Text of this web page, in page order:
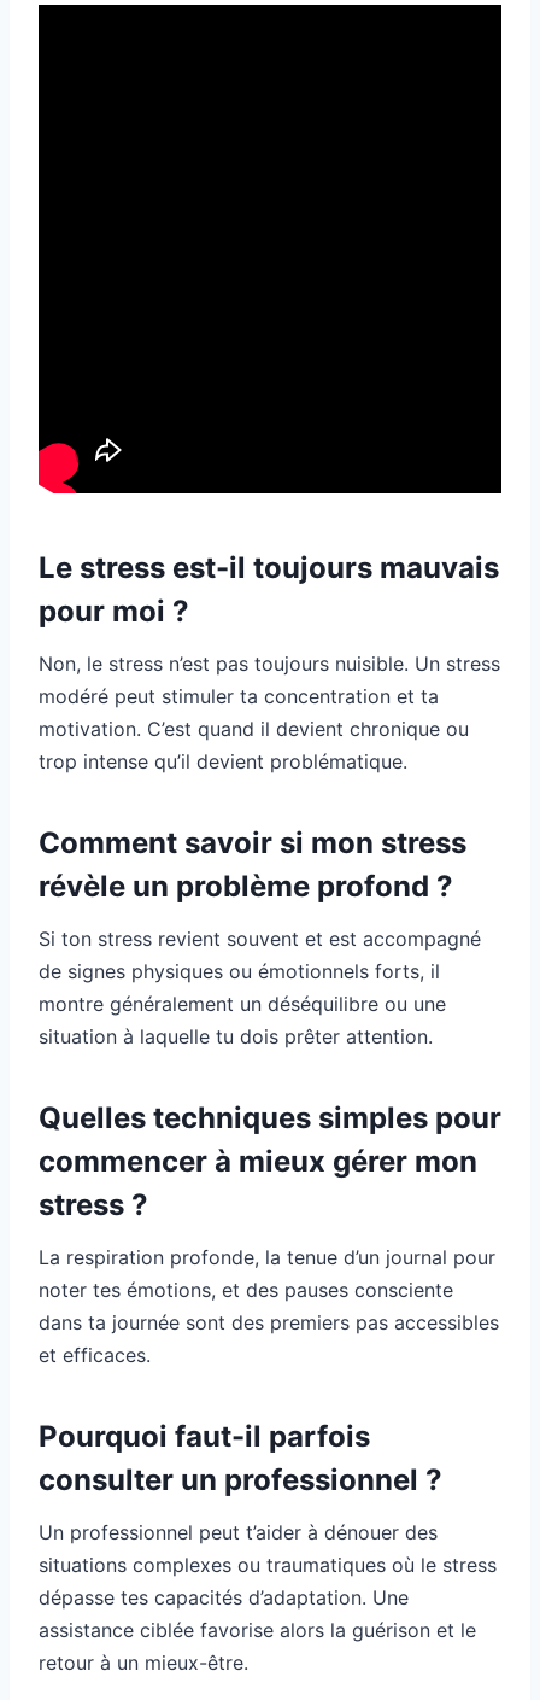
Le stress est-il toujours mauvais
pour moi ?
Non, le stress n’est pas toujours nuisible. Un stress
modéré peut stimuler ta concentration et ta
motivation. C’est quand il devient chronique ou
trop intense qu’il devient problématique.
Comment savoir si mon stress
révèle un problème profond ?
Si ton stress revient souvent et est accompagné
de signes physiques ou émotionnels forts, il
montre généralement un déséquilibre ou une
situation à laquelle tu dois prêter attention.
Quelles techniques simples pour
commencer à mieux gérer mon
stress ?
La respiration profonde, la tenue d’un journal pour
noter tes émotions, et des pauses consciente
dans ta journée sont des premiers pas accessibles
et efficaces.
Pourquoi faut-il parfois
consulter un professionnel ?
Un professionnel peut t’aider à dénouer des
situations complexes ou traumatiques où le stress
dépasse tes capacités d’adaptation. Une
assistance ciblée favorise alors la guérison et le
retour à un mieux-être.